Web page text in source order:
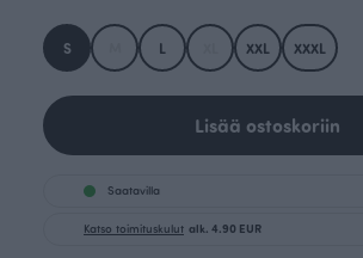
S L XXL XXXL
Lisää ostoskoriin
Saatavilla
Katso toimituskulut alk. 4.90 EUR